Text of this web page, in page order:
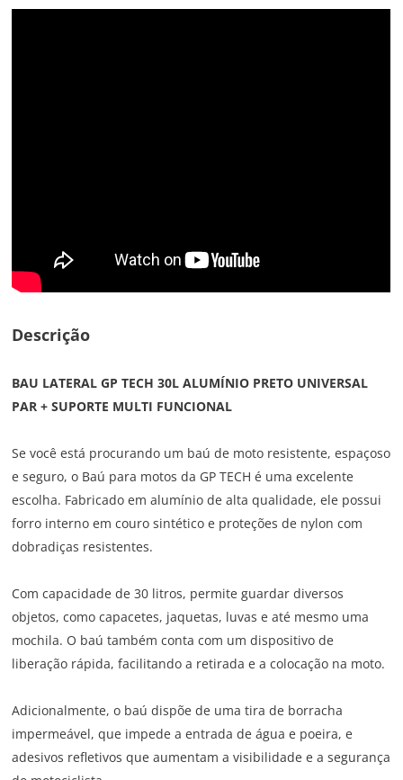
Descrição
BAU LATERAL GP TECH 30L ALUMÍNIO PRETO UNIVERSAL
PAR + SUPORTE MULTI FUNCIONAL
Se você está procurando um baú de moto resistente, espaçoso
e seguro, o Baú para motos da GP TECH é uma excelente
escolha. Fabricado em alumínio de alta qualidade, ele possui
forro interno em couro sintético e proteções de nylon com
dobradiças resistentes.
Com capacidade de 30 litros, permite guardar diversos
objetos, como capacetes, jaquetas, luvas e até mesmo uma
mochila. O baú também conta com um dispositivo de
liberação rápida, facilitando a retirada e a colocação na moto.
Adicionalmente, o baú dispõe de uma tira de borracha
impermeável, que impede a entrada de água e poeira, e
adesivos refletivos que aumentam a visibilidade e a segurança